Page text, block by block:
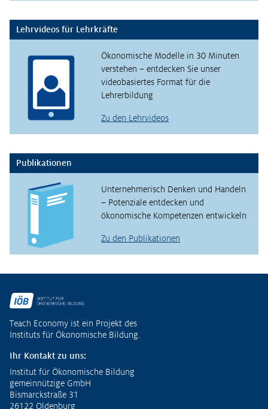
Lehrvideos für Lehrkräfte
Ökonomische Modelle in 30 Minuten
verstehen – entdecken Sie unser
videobasiertes Format für die
Lehrerbildung
Zu den Lehrvideos
Publikationen
Unternehmerisch Denken und Handeln
– Potenziale entdecken und
ökonomische Kompetenzen entwickeln
Zu den Publikationen
Teach Economy ist ein Projekt des
Instituts für Ökonomische Bildung.
Ihr Kontakt zu uns:
Institut für Ökonomische Bildung
gemeinnützige GmbH
Bismarckstraße 31
26122 Oldenburg